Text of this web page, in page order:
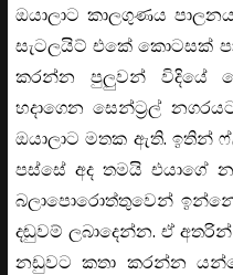
ඔයාලාට කාලගුණය
සැටලයිට් එකේ කොටසක්
කරන්න පුලුවන් විදියේ
හදාගෙන සෙන්ට්‍රල්
ඔයාලාට මතක ඇති. ඉතින්
පස්සේ අද තමයි එයාගේ
බලාපොරොත්තුවෙන්
දඬුවම් ලබාදෙන්න. ඒ
නඩුවට කතා කරන්න